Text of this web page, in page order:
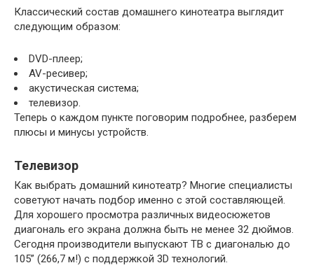
Классический состав домашнего кинотеатра выглядит
следующим образом:
DVD-плеер;
AV-ресивер;
акустическая система;
телевизор.
Теперь о каждом пункте поговорим подробнее, разберем
плюсы и минусы устройств.
Телевизор
Как выбрать домашний кинотеатр? Многие специалисты
советуют начать подбор именно с этой составляющей.
Для хорошего просмотра различных видеосюжетов
диагональ его экрана должна быть не менее 32 дюймов.
Сегодня производители выпускают ТВ с диагональю до
105” (266,7 м!) с поддержкой 3D технологий.